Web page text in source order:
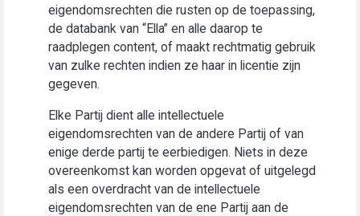
eigendomsrechten die rusten op de toepassing,
de databank van “Ella” en alle daarop te
raadplegen content, of maakt rechtmatig gebruik
van zulke rechten indien ze haar in licentie zijn
gegeven.
Elke Partij dient alle intellectuele
eigendomsrechten van de andere Partij of van
enige derde partij te eerbiedigen. Niets in deze
overeenkomst kan worden opgevat of uitgelegd
als een overdracht van de intellectuele
eigendomsrechten van de ene Partij aan de